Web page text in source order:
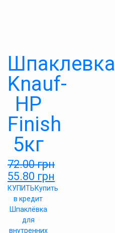
Шпаклевка
Knauf-
HP
Finish
5кг
72.00грн
55.80 грн
КУПИТЬКупить
в кредит
Шпаклёвка
для
внутренних